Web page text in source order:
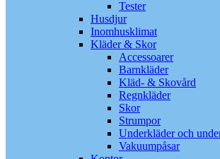
Tester
Husdjur
Inomhusklimat
Kläder & Skor
Accessoarer
Barnkläder
Kläd- & Skovård
Regnkläder
Skor
Strumpor
Underkläder och
Vakuumpåsar